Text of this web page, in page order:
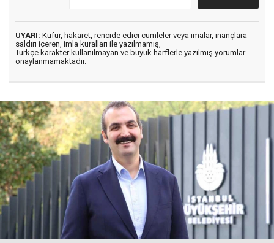
UYARI: Küfür, hakaret, rencide edici cümleler veya imalar, inançlara
saldırı içeren, imla kuralları ile yazılmamış,
Türkçe karakter kullanılmayan ve büyük harflerle yazılmış yorumlar
onaylanmamaktadır.